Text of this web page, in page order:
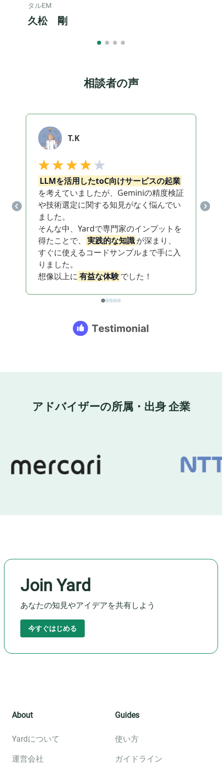
タルEM
久松 剛
相談者の声
アドバイザーの所属・出身 企業
Join Yard
あなたの知見やアイデアを共有しよう
今すぐはじめる
About
Yardについて
運営会社
Guides
使い方
ガイドライン